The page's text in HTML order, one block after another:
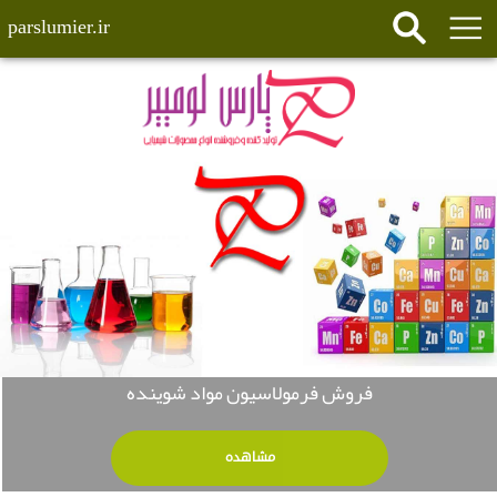
parslumier.ir
فروش فرمولاسیون مواد شوینده
مشاهده